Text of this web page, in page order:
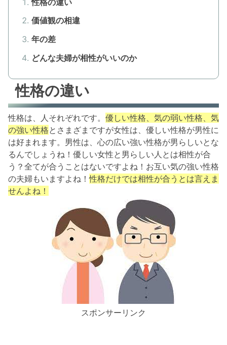
価値観の相違
年の差
どんな夫婦が相性がいいのか
性格の違い
性格は、人それぞれです。 優しい性格、気の弱い性格、気
の強い性格とさまざまですが女性は、優しい性格が男性に
は好まれます。男性は、心の広い強い性格が男らしいとな
るんでしょうね！優しい女性と男らしい人とは相性が合
う？全てが合うことはないですよね！お互い気の強い性格
の夫婦もいますよね！性格だけでは相性が合うとは言えま
せんよね！
スポンサーリンク